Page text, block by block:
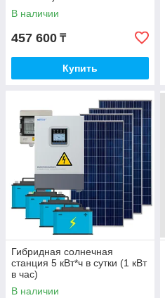
В наличии
457 600 ₸
Купить
Гибридная солнечная
станция 5 кВт*ч в сутки (1 кВт
в час)
В наличии